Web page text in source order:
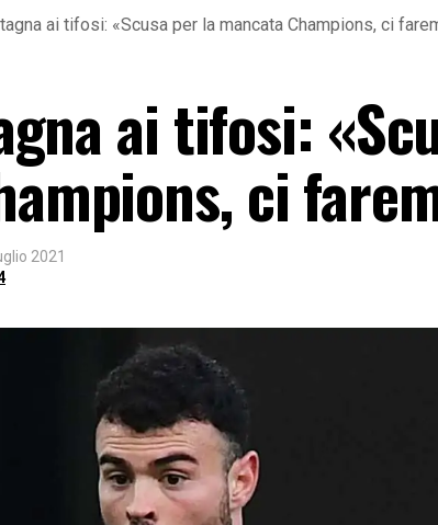
ai tifosi: «Scusa per la mancata Champions, ci
ai tifosi:
ci
2021